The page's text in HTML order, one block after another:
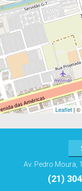
Leaflet | ©
Av. Pedro Moura,
(21)